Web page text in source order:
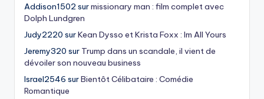
Addison1502 surmissionary man : film complet avec
Dolph Lundgren
Judy2220 surKean Dysso et Krista Foxx : Im All Yours
Jeremy320 sur Trump dans un scandale, il vient de
dévoiler son nouveau business
Israel2546 surBientôt Célibataire : Comédie
Romantique